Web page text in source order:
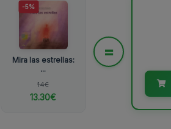
-5%
Mira las estrellas:
...
14€
13.30€
=